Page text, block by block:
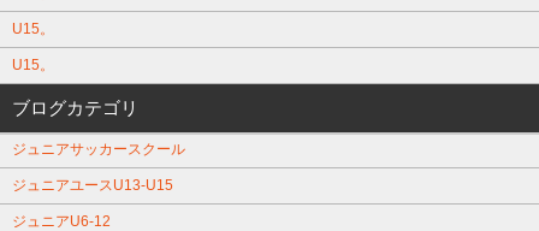
U15。
U15。
ブログカテゴリ
ジュニアサッカースクール
ジュニアユースU13-U15
ジュニアU6-12